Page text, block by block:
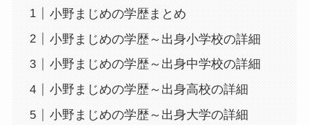
小野まじめの学歴まとめ
小野まじめの学歴～出身小学校の詳細
小野まじめの学歴～出身中学校の詳細
小野まじめの学歴～出身高校の詳細
小野まじめの学歴～出身大学の詳細